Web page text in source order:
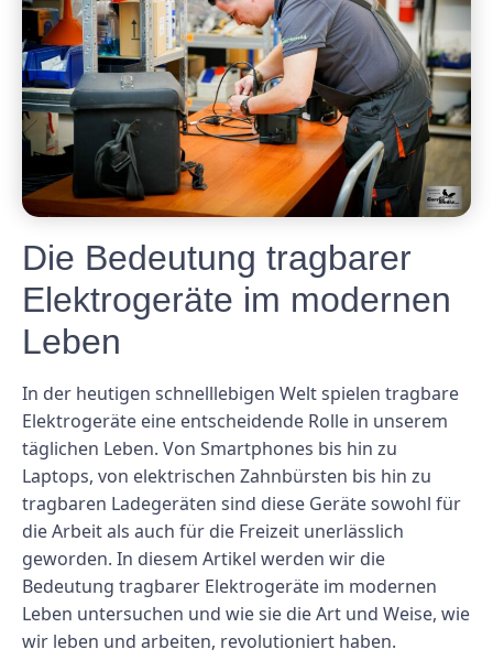
Die Bedeutung tragbarer
Elektrogeräte im modernen
Leben
In der heutigen schnelllebigen Welt spielen tragbare
Elektrogeräte eine entscheidende Rolle in unserem
täglichen Leben. Von Smartphones bis hin zu
Laptops, von elektrischen Zahnbürsten bis hin zu
tragbaren Ladegeräten sind diese Geräte sowohl für
die Arbeit als auch für die Freizeit unerlässlich
geworden. In diesem Artikel werden wir die
Bedeutung tragbarer Elektrogeräte im modernen
Leben untersuchen und wie sie die Art und Weise, wie
wir leben und arbeiten, revolutioniert haben.